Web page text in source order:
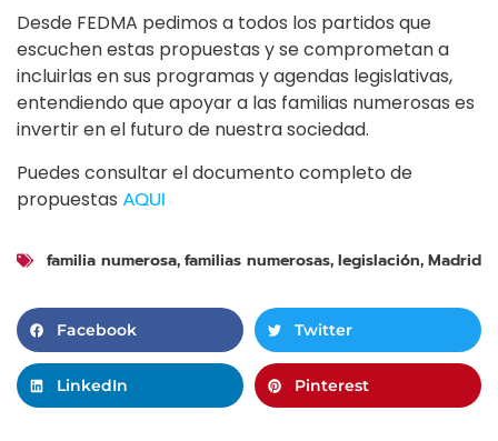
Desde FEDMA pedimos a todos los partidos que
escuchen estas propuestas y se comprometan a
incluirlas en sus programas y agendas legislativas,
entendiendo que apoyar a las familias numerosas es
invertir en el futuro de nuestra sociedad.
Puedes consultar el documento completo de
propuestas AQUI
familia numerosa, familias numerosas, legislación, Madrid
Facebook Twitter
LinkedIn Pinterest